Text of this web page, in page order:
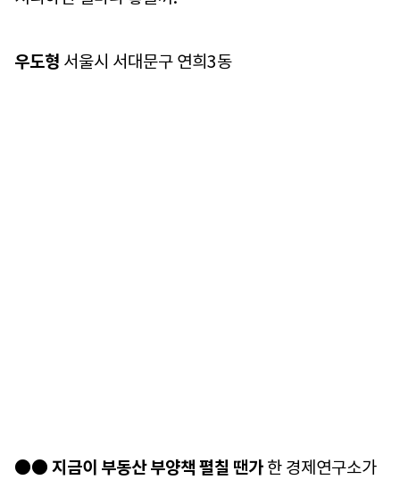
우도형 서울시 서대문구 연희3동
●● 지금이 부동산 부양책 펼칠 땐가 한 경제연구소가